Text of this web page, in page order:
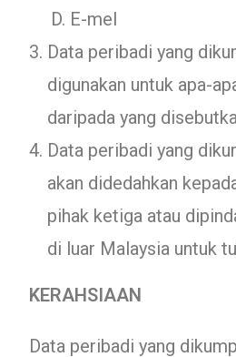
E-mel
Data peribadi yang
digunakan untuk apa-
daripada yang
Data peribadi yang
akan didedahkan
pihak ketiga atau
di luar Malaysia untuk
KERAHSIAAN
Data peribadi yang